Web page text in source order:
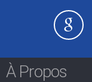
À Propos